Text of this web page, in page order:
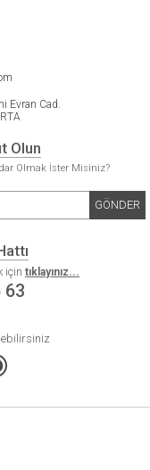
Evran Cad.
Olun
Olmak İster Misiniz?
GÖNDER
için tıklayınız...
63